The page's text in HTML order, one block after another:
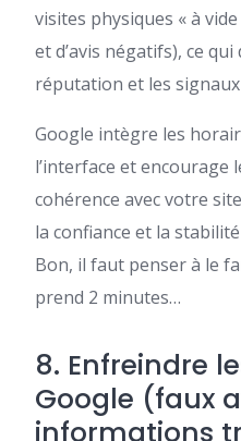
visites physiques « à
et d’avis négatifs), ce
réputation et les signaux
Google intègre les
l’interface et encourage
cohérence avec votre
la confiance et la
Bon, il faut penser à le
prend 2 minutes…
8. Enfreindre
Google (faux
informations